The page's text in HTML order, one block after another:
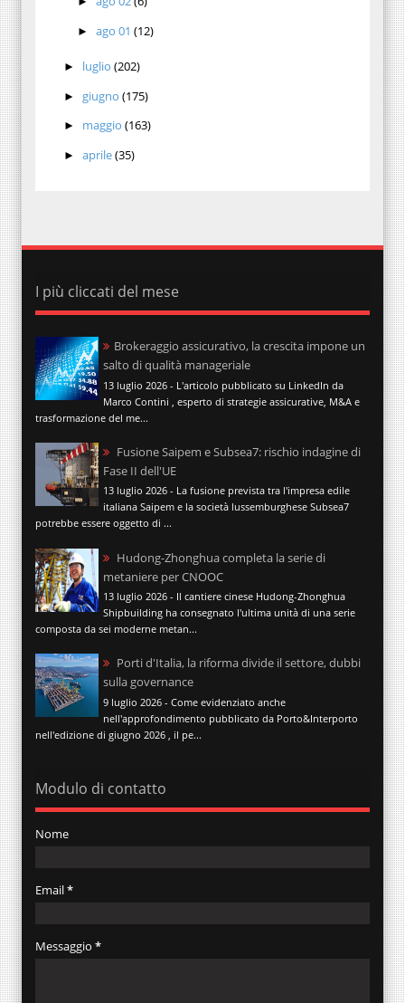
►ago 01(12)
► luglio (202)
► giugno (175)
► maggio (163)
► aprile(35)
I più cliccati del mese
Brokeraggio assicurativo, la crescita impone un
salto di qualità manageriale
13 luglio 2026 - L'articolo pubblicato su LinkedIn da
Marco Contini , esperto di strategie assicurative, M&A e
trasformazione del me...
Fusione Saipem e Subsea7: rischio indagine di
Fase II dell'UE
13 luglio 2026 - La fusione prevista tra l'impresa edile
italiana Saipem e la società lussemburghese Subsea7
potrebbe essere oggetto di ...
Hudong-Zhonghua completa la serie di
metaniere per CNOOC
13 luglio 2026 - Il cantiere cinese Hudong-Zhonghua
Shipbuilding ha consegnato l'ultima unità di una serie
composta da sei moderne metan...
Porti d'Italia, la riforma divide il settore, dubbi
sulla governance
9 luglio 2026 - Come evidenziato anche
nell'approfondimento pubblicato da Porto&Interporto
nell'edizione di giugno 2026 , il pe...
Modulo di contatto
Nome
Email*
Messaggio *